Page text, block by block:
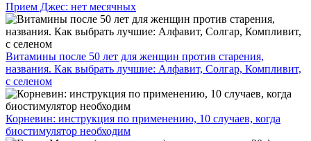
Прием Джес: нет месячных
Витамины после 50 лет для женщин против старения,
названия. Как выбрать лучшие: Алфавит, Солгар, Компливит,
с селеном
Корневин: инструкция по применению, 10 случаев, когда
биостимулятор необходим